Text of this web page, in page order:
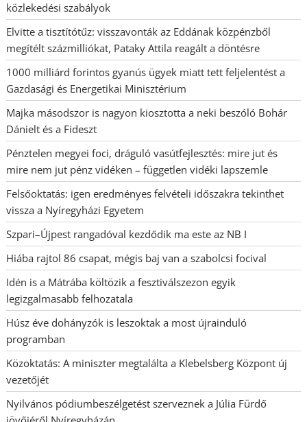
közlekedési szabályok
Elvitte a tisztítótűz: visszavonták az Eddának közpénzből
megítélt százmilliókat, Pataky Attila reagált a döntésre
1000 milliárd forintos gyanús ügyek miatt tett feljelentést a
Gazdasági és Energetikai Minisztérium
Majka másodszor is nagyon kiosztotta a neki beszóló Bohár
Dánielt és a Fideszt
Pénztelen megyei foci, dráguló vasútfejlesztés: mire jut és
mire nem jut pénz vidéken – független vidéki lapszemle
Felsőoktatás: igen eredményes felvételi időszakra tekinthet
vissza a Nyíregyházi Egyetem
Szpari–Újpest rangadóval kezdődik ma este az NB I
Hiába rajtol 86 csapat, mégis baj van a szabolcsi focival
Idén is a Mátrába költözik a fesztiválszezon egyik
legizgalmasabb felhozatala
Húsz éve dohányzók is leszoktak a most újrainduló
programban
Közoktatás: A miniszter megtalálta a Klebelsberg Központ új
vezetőjét
Nyilvános pódiumbeszélgetést szerveznek a Júlia Fürdő